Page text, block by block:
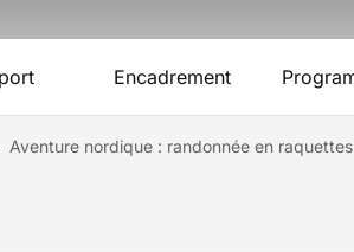
Encadrement
Aventure nordique : randonnée en